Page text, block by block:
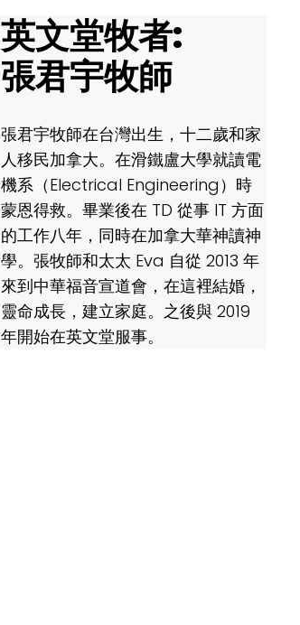
英文堂牧者:
張君宇牧師
張君宇牧師在台灣出生，十二歲和家
人移民加拿大。在滑鐵盧大學就讀電
機系（Electrical Engineering）時
蒙恩得救。畢業後在 TD 從事 IT 方面
的工作八年，同時在加拿大華神讀神
學。張牧師和太太 Eva 自從 2013 年
來到中華福音宣道會，在這裡結婚，
靈命成長，建立家庭。之後與 2019
年開始在英文堂服事。